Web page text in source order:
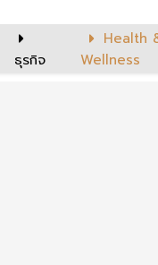
ธุรกิจ
Health
Wellness